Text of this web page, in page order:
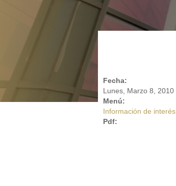
Fecha:
Lunes, Marzo 8, 2010
Menú:
Información de interés
Pdf: